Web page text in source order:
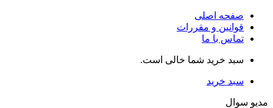
صفحه اصلی
قوانین و مقررات
تماس با ما
سبد خرید شما خالی است.
سبد خرید
مدیو سوال